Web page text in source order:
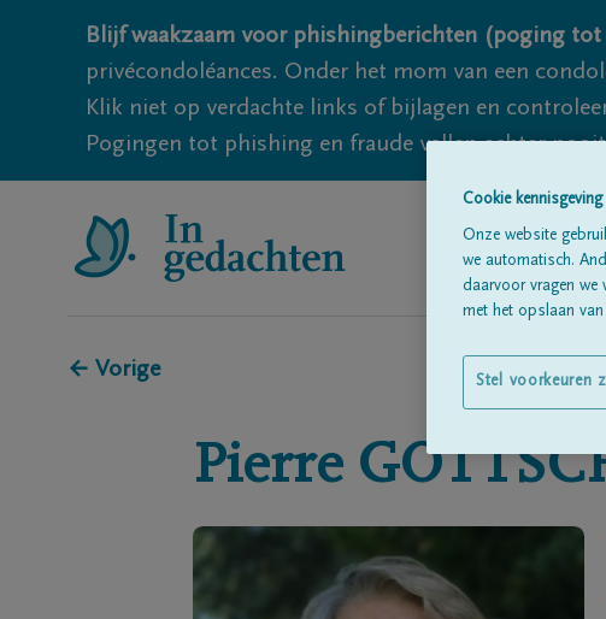
Blijf waakzaam voor phishingberichten (poging
privécondoléances. Onder het mom van een
Klik niet op verdachte links of bijlagen en
Pogingen tot phishing en fraude vallen echter
← Vorige
Pierre
Cookie kennisgeving
Onze website
we automatisch.
daarvoor vragen we
met het opslaan
Stel voorkeuren